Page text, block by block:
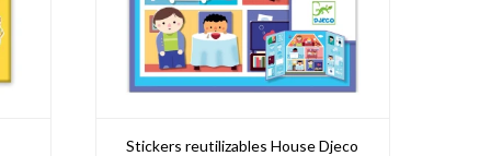
Stickers reutilizables House Djeco